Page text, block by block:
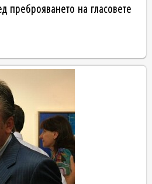
преброяването на гласовете